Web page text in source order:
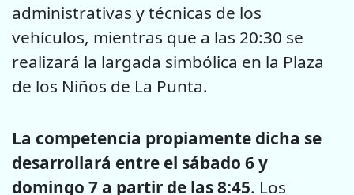
administrativas y técnicas de los
vehículos, mientras que a las 20:30 se
realizará la largada simbólica en la Plaza
de los Niños de La Punta.
La competencia propiamente dicha se
desarrollará entre el sábado 6 y
domingo 7 a partir de las 8:45. Los